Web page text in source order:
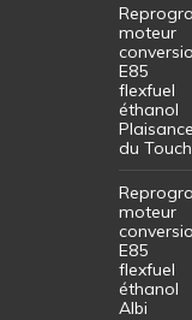
moteur
E85
flexfuel
éthanol
Plaisance
du Touch
moteur
E85
flexfuel
éthanol
Albi